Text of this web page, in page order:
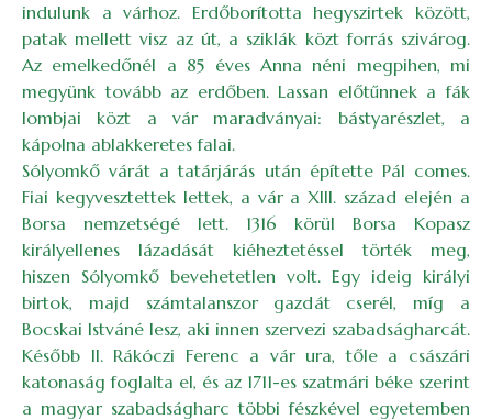
indulunk a várhoz. Erdőborította hegyszirtek között,
patak mellett visz az út, a sziklák közt forrás szivárog.
Az emelkedőnél a 85 éves Anna néni megpihen, mi
megyünk tovább az erdőben. Lassan előtűnnek a fák
lombjai közt a vár maradványai: bástyarészlet, a
kápolna ablakkeretes falai.
Sólyomkő várát a tatárjárás után építette Pál comes.
Fiai kegyvesztettek lettek, a vár a XIII. század elején a
Borsa nemzetségé lett. 1316 körül Borsa Kopasz
királyellenes lázadását kiéheztetéssel törték meg,
hiszen Sólyomkő bevehetetlen volt. Egy ideig királyi
birtok, majd számtalanszor gazdát cserél, míg a
Bocskai Istváné lesz, aki innen szervezi szabadságharcát.
Később II. Rákóczi Ferenc a vár ura, tőle a császári
katonaság foglalta el, és az 1711-es szatmári béke szerint
a magyar szabadságharc többi fészkével egyetemben